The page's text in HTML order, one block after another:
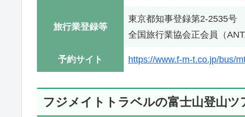
旅行業登録等
東京都知事登録第2-2535号
全国旅行業協会正会員（
予約サイト https://www.f-m-t.co.jp/bus/
フジメイトトラベルの富士山登山ツ